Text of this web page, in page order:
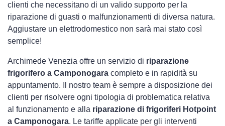
clienti che necessitano di un valido supporto per la
riparazione di guasti o malfunzionamenti di diversa natura.
Aggiustare un elettrodomestico non sarà mai stato così
semplice!
Archimede Venezia offre un servizio di riparazione
frigorifero a Camponogara completo e in rapidità su
appuntamento. Il nostro team è sempre a disposizione dei
clienti per risolvere ogni tipologia di problematica relativa
al funzionamento e alla riparazione di frigoriferi Hotpoint
a Camponogara. Le tariffe applicate per gli interventi